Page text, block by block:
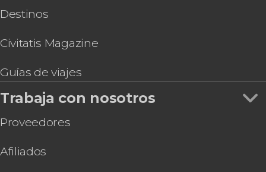
Destinos
Civitatis Magazine
Guías de viajes
Trabaja con nosotros
Proveedores
Afiliados